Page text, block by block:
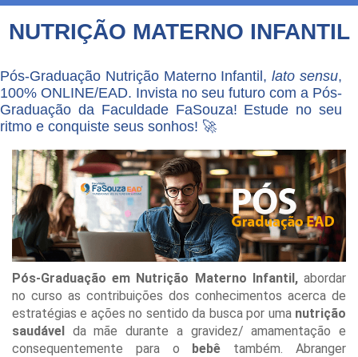
NUTRIÇÃO MATERNO INFANTIL
Pós-Graduação Nutrição Materno Infantil,lato sensu,
100% ONLINE/EAD. Invista no seu futuro com a Pós-
Graduação da Faculdade FaSouza! Estude no seu
ritmo e conquiste seus sonhos! 🚀
Pós-Graduação em Nutrição Materno Infantil,abordar
no curso as contribuições dos conhecimentos acerca de
estratégias e ações no sentido da busca por uma nutrição
saudável da mãe durante a gravidez/ amamentação e
consequentemente para o bebê também. Abranger